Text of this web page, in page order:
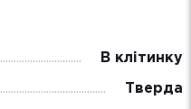
В клітинку
Тверда